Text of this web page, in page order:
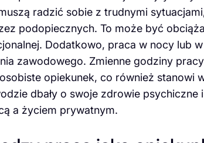
radzić sobie z trudnymi
podopiecznych. To może być
Dodatkowo, praca w nocy lub
zawodowego. Zmienne godziny
opiekunek, co również stanowi
dbały o swoje zdrowie psychiczne
a życiem prywatnym.